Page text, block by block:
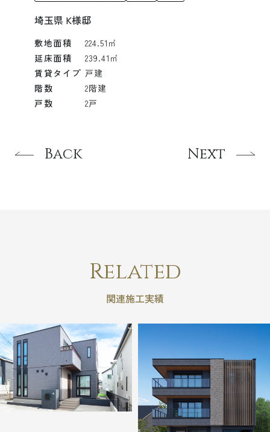
埼玉県 K様邸
敷地面積
224.51㎡
延床面積
239.41㎡
賃貸タイプ 戸建
階数
2階建
戸数
2戸
Back Next
Related
関連施工実績